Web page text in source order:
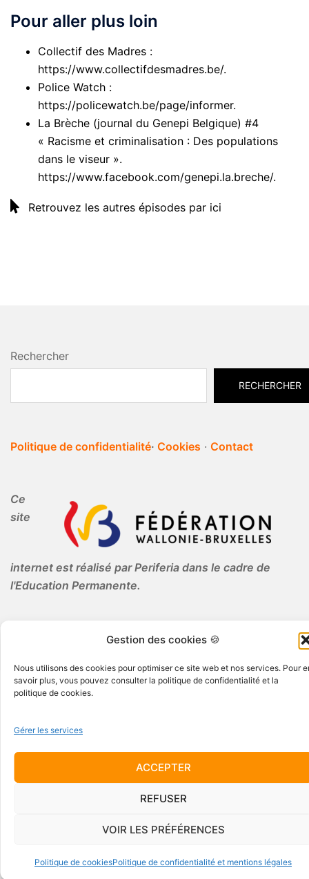
Gestion des cookies 🍪
Nous utilisons des cookies pour optimiser ce site web et nos services. Pour
savoir plus, vous pouvez consulter la politique de confidentialité et la
politique de cookies.
Gérer les services
ACCEPTER
REFUSER
VOIR LES PRÉFÉRENCES
Politique de cookiesPolitique de confidentialité et mentions légales
Pour aller plus loin
Collectif des Madres :
https://www.collectifdesmadres.be/.
Police Watch :
https://policewatch.be/page/informer.
La Brèche (journal du Genepi Belgique) #4
« Racisme et criminalisation : Des populations
dans le viseur ».
https://www.facebook.com/genepi.la.breche/.
Retrouvez les autres épisodes par ici
Rechercher
RECHERCHER
Politique de confidentialité· Cookies · Contact
Ce
site
internet est réalisé par Periferia dans le cadre de
l'Education Permanente.
© 2026 Periferia AISBL · Tous droits réservés